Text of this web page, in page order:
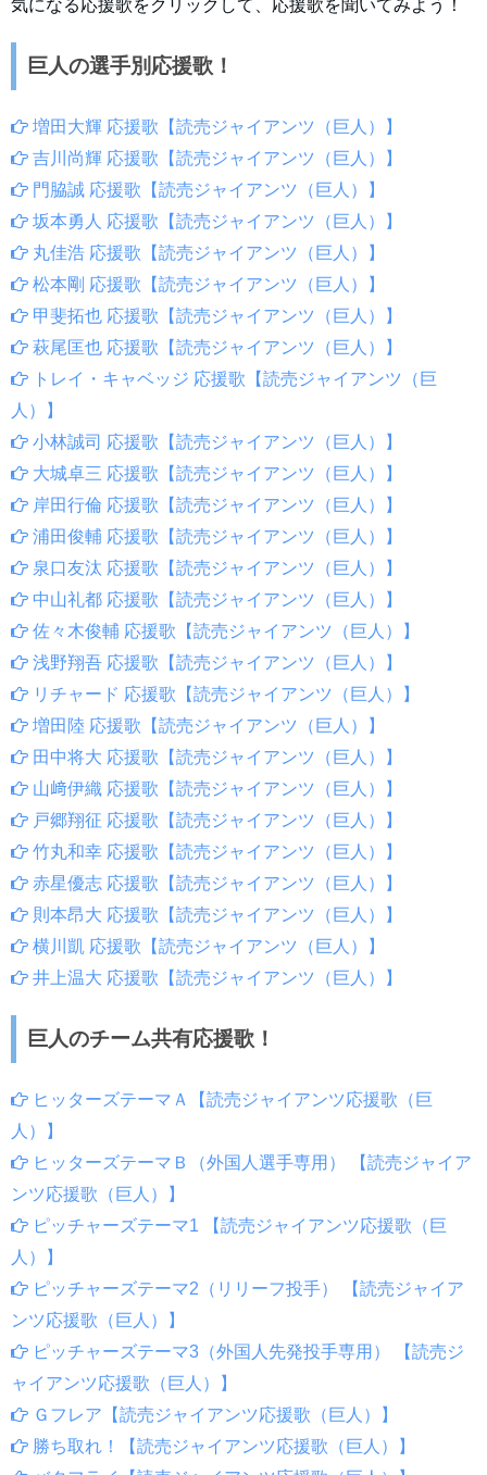
気になる応援歌をクリックして、応援歌を聞いてみよう！
巨人の選手別応援歌！
増田大輝 応援歌【読売ジャイアンツ（巨人）】
吉川尚輝 応援歌【読売ジャイアンツ（巨人）】
門脇誠 応援歌【読売ジャイアンツ（巨人）】
坂本勇人 応援歌【読売ジャイアンツ（巨人）】
丸佳浩 応援歌【読売ジャイアンツ（巨人）】
松本剛 応援歌【読売ジャイアンツ（巨人）】
甲斐拓也 応援歌【読売ジャイアンツ（巨人）】
萩尾匡也 応援歌【読売ジャイアンツ（巨人）】
トレイ・キャベッジ 応援歌【読売ジャイアンツ（巨
人）】
小林誠司 応援歌【読売ジャイアンツ（巨人）】
大城卓三 応援歌【読売ジャイアンツ（巨人）】
岸田行倫 応援歌【読売ジャイアンツ（巨人）】
浦田俊輔 応援歌【読売ジャイアンツ（巨人）】
泉口友汰 応援歌【読売ジャイアンツ（巨人）】
中山礼都 応援歌【読売ジャイアンツ（巨人）】
佐々木俊輔 応援歌【読売ジャイアンツ（巨人）】
浅野翔吾 応援歌【読売ジャイアンツ（巨人）】
リチャード 応援歌【読売ジャイアンツ（巨人）】
増田陸 応援歌【読売ジャイアンツ（巨人）】
田中将大 応援歌【読売ジャイアンツ（巨人）】
山﨑伊織 応援歌【読売ジャイアンツ（巨人）】
戸郷翔征 応援歌【読売ジャイアンツ（巨人）】
竹丸和幸 応援歌【読売ジャイアンツ（巨人）】
赤星優志 応援歌【読売ジャイアンツ（巨人）】
則本昂大 応援歌【読売ジャイアンツ（巨人）】
横川凱 応援歌【読売ジャイアンツ（巨人）】
井上温大 応援歌【読売ジャイアンツ（巨人）】
巨人のチーム共有応援歌！
ヒッターズテーマＡ【読売ジャイアンツ応援歌（巨
人）】
ヒッターズテーマＢ（外国人選手専用） 【読売ジャイア
ンツ応援歌（巨人）】
ピッチャーズテーマ1 【読売ジャイアンツ応援歌（巨
人）】
ピッチャーズテーマ2（リリーフ投手） 【読売ジャイア
ンツ応援歌（巨人）】
ピッチャーズテーマ3（外国人先発投手専用） 【読売ジ
ャイアンツ応援歌（巨人）】
Ｇフレア【読売ジャイアンツ応援歌（巨人）】
勝ち取れ！【読売ジャイアンツ応援歌（巨人）】